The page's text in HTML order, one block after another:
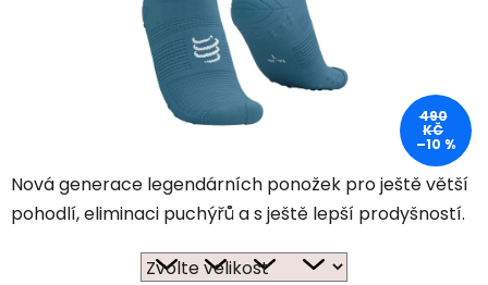
Nová generace legendárních ponožek pro ještě větší
pohodlí, eliminaci puchýřů a s ještě lepší prodyšností.
490
KČ
–10 %